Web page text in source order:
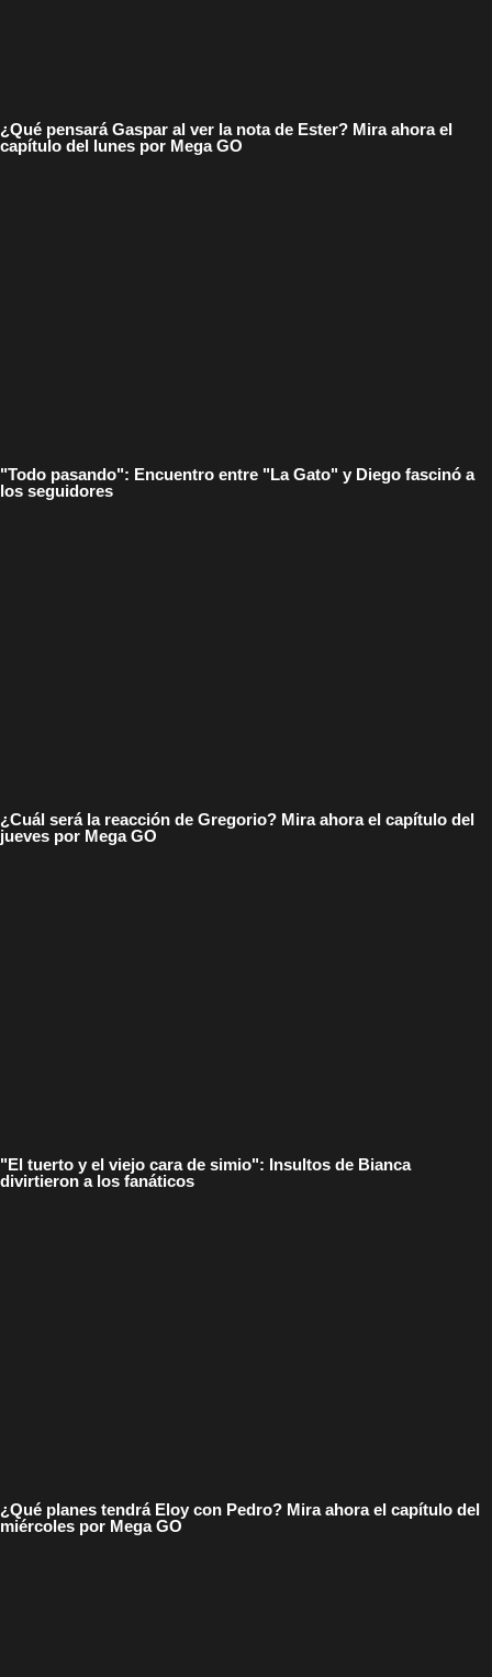
¿Qué pensará Gaspar al ver la nota de Ester? Mira ahora el
capítulo del lunes por Mega GO
"Todo pasando": Encuentro entre "La Gato" y Diego fascinó a
los seguidores
¿Cuál será la reacción de Gregorio? Mira ahora el capítulo del
jueves por Mega GO
"El tuerto y el viejo cara de simio": Insultos de Bianca
divirtieron a los fanáticos
¿Qué planes tendrá Eloy con Pedro? Mira ahora el capítulo del
miércoles por Mega GO